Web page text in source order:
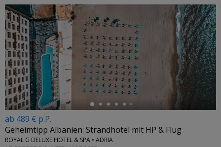
←
ab 489 € p.P.
Geheimtipp Albanien: Strandhotel mit HP & Flug
ROYAL G DELUXE HOTEL & SPA • ADRIA